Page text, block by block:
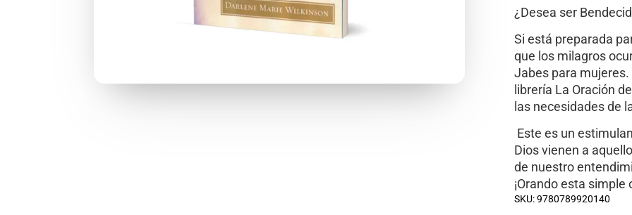
¿Desea ser
Si está preparada
que los milagros
Jabes para
librería La Oración
las necesidades de
Este es un
Dios vienen a
de nuestro
¡Orando esta
SKU: 9780789920140